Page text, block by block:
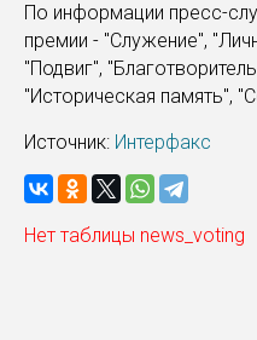
По информации пресс-
премии - "Служение",
"Подвиг",
"Историческая память",
Источник: Интерфакс
Нет таблицы news_voting